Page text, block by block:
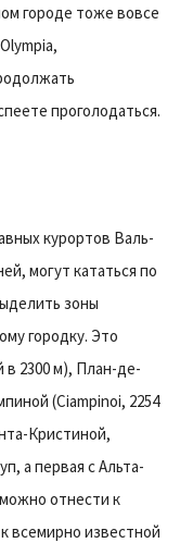
городе тоже вовсе
проголодаться.
курортов Валь-
могут кататься по
зоны
городку. Это
2300 м), План-де-
(Ciampinoi, 2254
Кристиной,
а первая с Альта-
отнести к
всемирно известной